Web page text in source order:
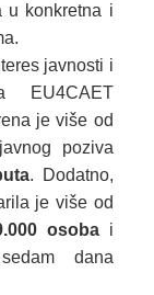
u konkretna i
javnosti i
EU4CAET
je više od
poziva
. Dodatno,
je više od
osobai
dana